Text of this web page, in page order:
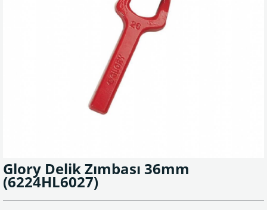
Glory Delik Zımbası 36mm
(6224HL6027)